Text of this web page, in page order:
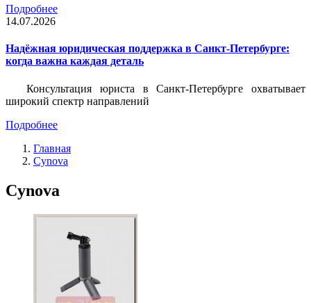
Подробнее
14.07.2026
Надёжная юридическая поддержка в Санкт-Петербурге:
когда важна каждая деталь
Консультация юриста в Санкт-Петербурге охватывает
широкий спектр направлений
Подробнее
Главная
Cynova
Cynova